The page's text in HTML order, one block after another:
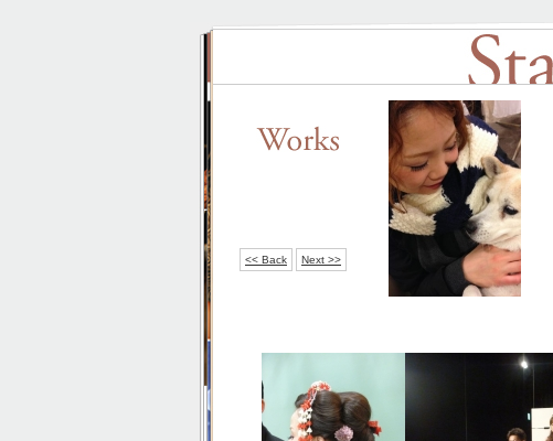
<< Back Next >>